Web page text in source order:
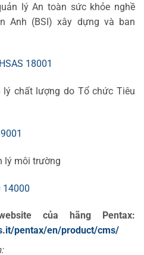
lý An toàn sức khỏe nghề
Anh (BSI) xây dựng và ban
18001
chất lượng do Tổ chức Tiêu
lý môi trường
14000
của hãng Pentax:
pentax/en/product/cms/